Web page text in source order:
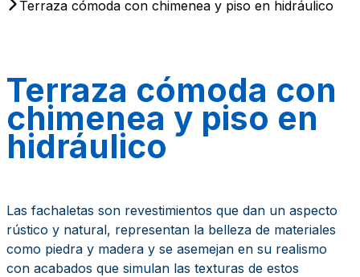
Terraza cómoda con chimenea y piso en hidráulico
Terraza cómoda con
chimenea y piso en
hidráulico
Las fachaletas son revestimientos que dan un aspecto
rústico y natural, representan la belleza de materiales
como piedra y madera y se asemejan en su realismo
con acabados que simulan las texturas de estos